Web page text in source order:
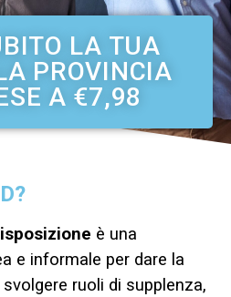
LA TUA
PROVINCIA
A €7,98
è una
e informale per dare la
ruoli di supplenza,